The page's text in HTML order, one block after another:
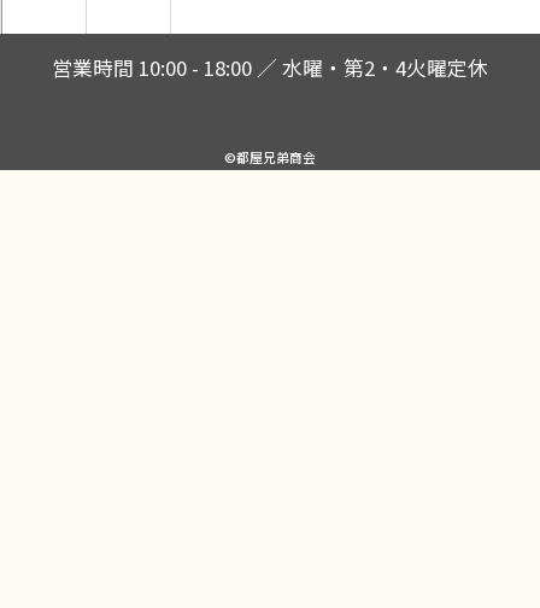
営業時間 10:00 - 18:00 ／ 水曜・第2・4火曜定休
©都屋兄弟商会